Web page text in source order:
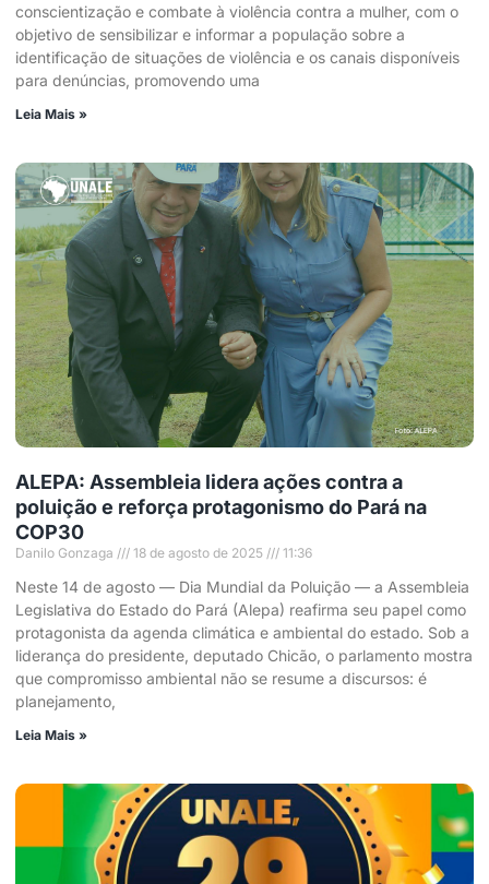
conscientização e combate à violência contra a mulher, com o
objetivo de sensibilizar e informar a população sobre a
identificação de situações de violência e os canais disponíveis
para denúncias, promovendo uma
Leia Mais »
ALEPA: Assembleia lidera ações contra a
poluição e reforça protagonismo do Pará na
COP30
Danilo Gonzaga 18 de agosto de 2025 11:36
Neste 14 de agosto — Dia Mundial da Poluição — a Assembleia
Legislativa do Estado do Pará (Alepa) reafirma seu papel como
protagonista da agenda climática e ambiental do estado. Sob a
liderança do presidente, deputado Chicão, o parlamento mostra
que compromisso ambiental não se resume a discursos: é
planejamento,
Leia Mais »